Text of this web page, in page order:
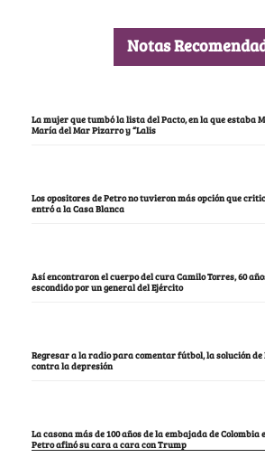
Notas
La mujer que tumbó la lista del Pacto, en la que estaba
María del Mar Pizarro y “Lalis
Los opositores de Petro no tuvieron más opción que
entró a la Casa Blanca
Así encontraron el cuerpo del cura Camilo Torres, 60
escondido por un general del Ejército
Regresar a la radio para comentar fútbol, la solución
contra la depresión
La casona más de 100 años de la embajada de Colombia
Petro afinó su cara a cara con Trump